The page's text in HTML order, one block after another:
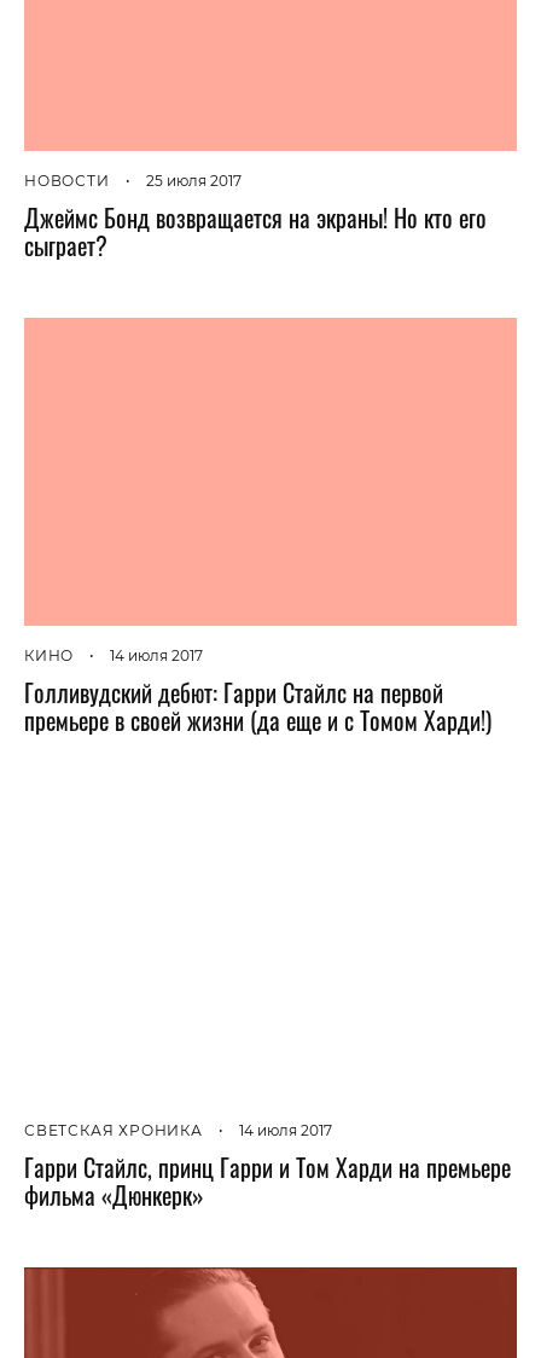
НОВОСТИ • 25 июля 2017
Джеймс Бонд возвращается на экраны! Но кто его
сыграет?
КИНО • 14 июля 2017
Голливудский дебют: Гарри Стайлс на первой
премьере в своей жизни (да еще и с Томом Харди!)
СВЕТСКАЯ ХРОНИКА • 14 июля 2017
Гарри Стайлс, принц Гарри и Том Харди на премьере
фильма «Дюнкерк»